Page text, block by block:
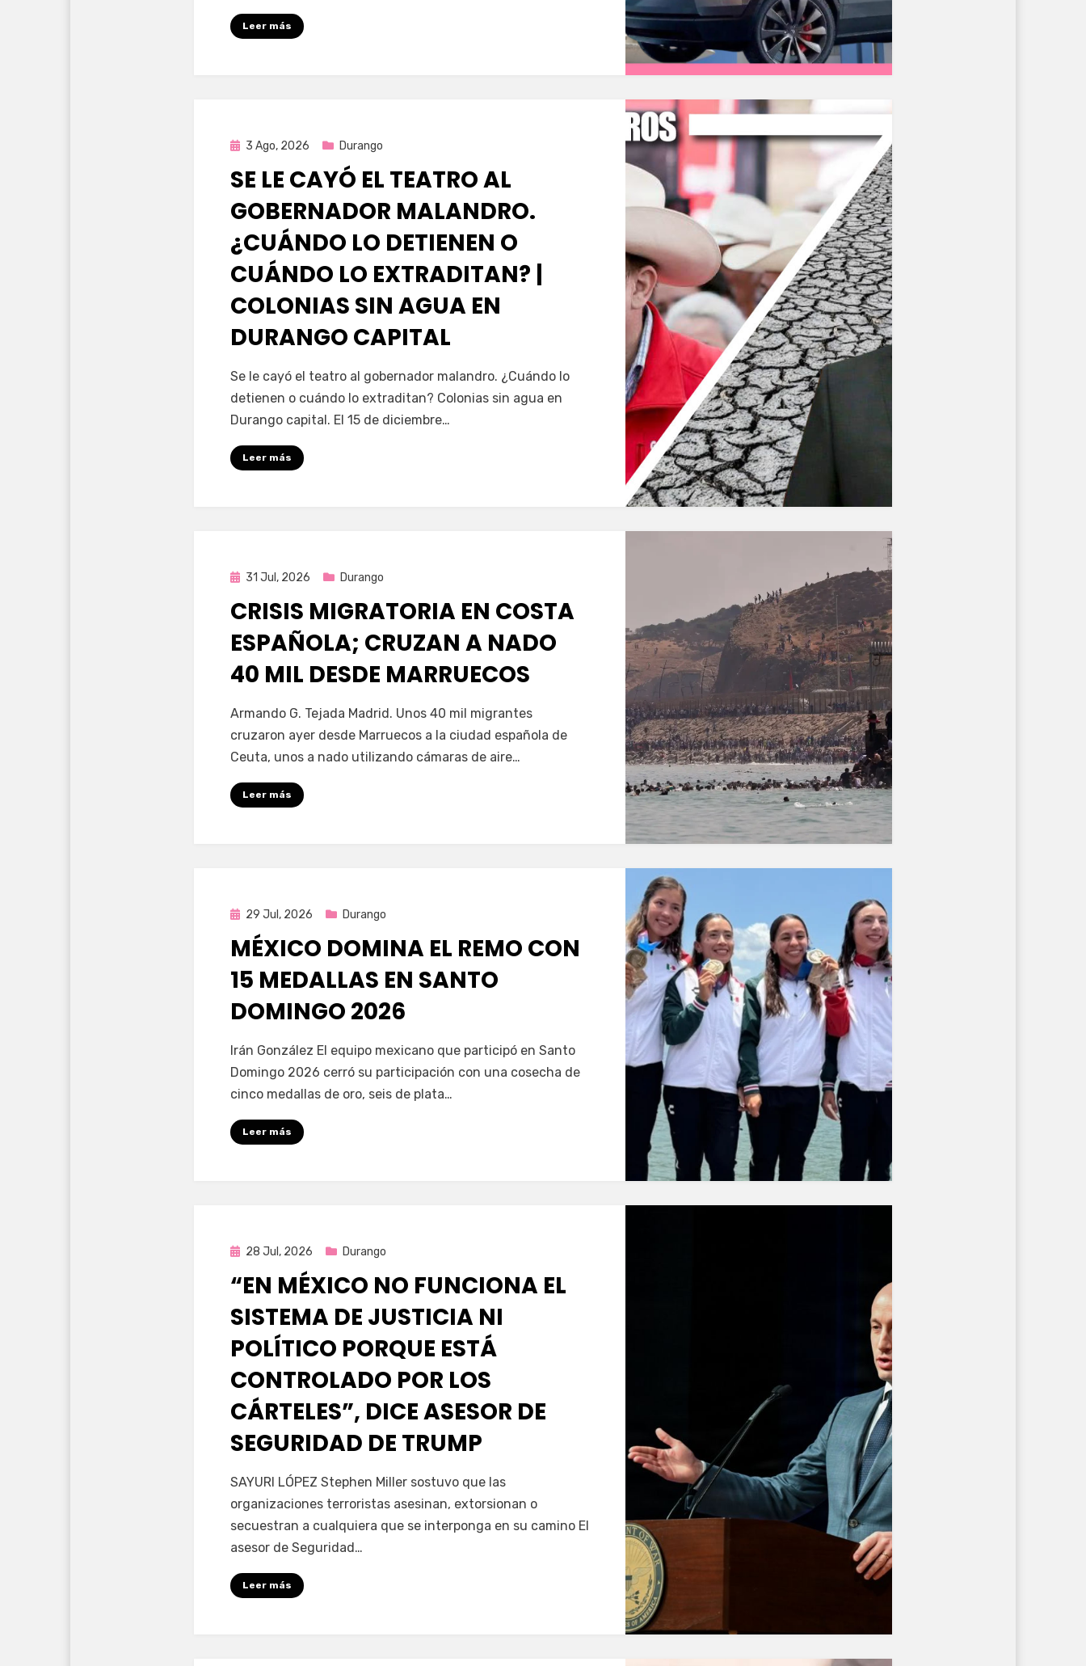
Leer más
Publicada
3 Ago, 2026 Durango
SE LE CAYÓ EL TEATRO AL
GOBERNADOR MALANDRO.
¿CUÁNDO LO DETIENEN O
CUÁNDO LO EXTRADITAN? |
COLONIAS SIN AGUA EN
DURANGO CAPITAL
porFernando Miranda Servín
Se le cayó el teatro al gobernador malandro. ¿Cuándo lo
detienen o cuándo lo extraditan? Colonias sin agua en
Durango capital. El 15 de diciembre…
Leer más
Publicada
31 Jul, 2026 Durango
CRISIS MIGRATORIA EN COSTA
ESPAÑOLA; CRUZAN A NADO
40 MIL DESDE MARRUECOS
porFernando Miranda Servín
Armando G. Tejada Madrid. Unos 40 mil migrantes
cruzaron ayer desde Marruecos a la ciudad española de
Ceuta, unos a nado utilizando cámaras de aire…
Leer más
Publicada
29 Jul, 2026 Durango
MÉXICO DOMINA EL REMO CON
15 MEDALLAS EN SANTO
DOMINGO 2026
porFernando Miranda Servín
Irán González El equipo mexicano que participó en Santo
Domingo 2026 cerró su participación con una cosecha de
cinco medallas de oro, seis de plata…
Leer más
Publicada
28 Jul, 2026 Durango
“EN MÉXICO NO FUNCIONA EL
SISTEMA DE JUSTICIA NI
POLÍTICO PORQUE ESTÁ
CONTROLADO POR LOS
CÁRTELES”, DICE ASESOR DE
SEGURIDAD DE TRUMP
porFernando Miranda Servín
SAYURI LÓPEZ Stephen Miller sostuvo que las
organizaciones terroristas asesinan, extorsionan o
secuestran a cualquiera que se interponga en su camino El
asesor de Seguridad…
Leer más